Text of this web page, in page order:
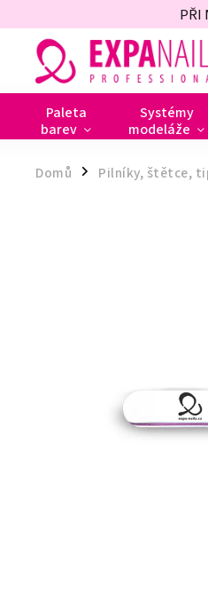
PŘI
Paleta
barev
Systémy
modeláže
Domů / Pilníky, štětce,